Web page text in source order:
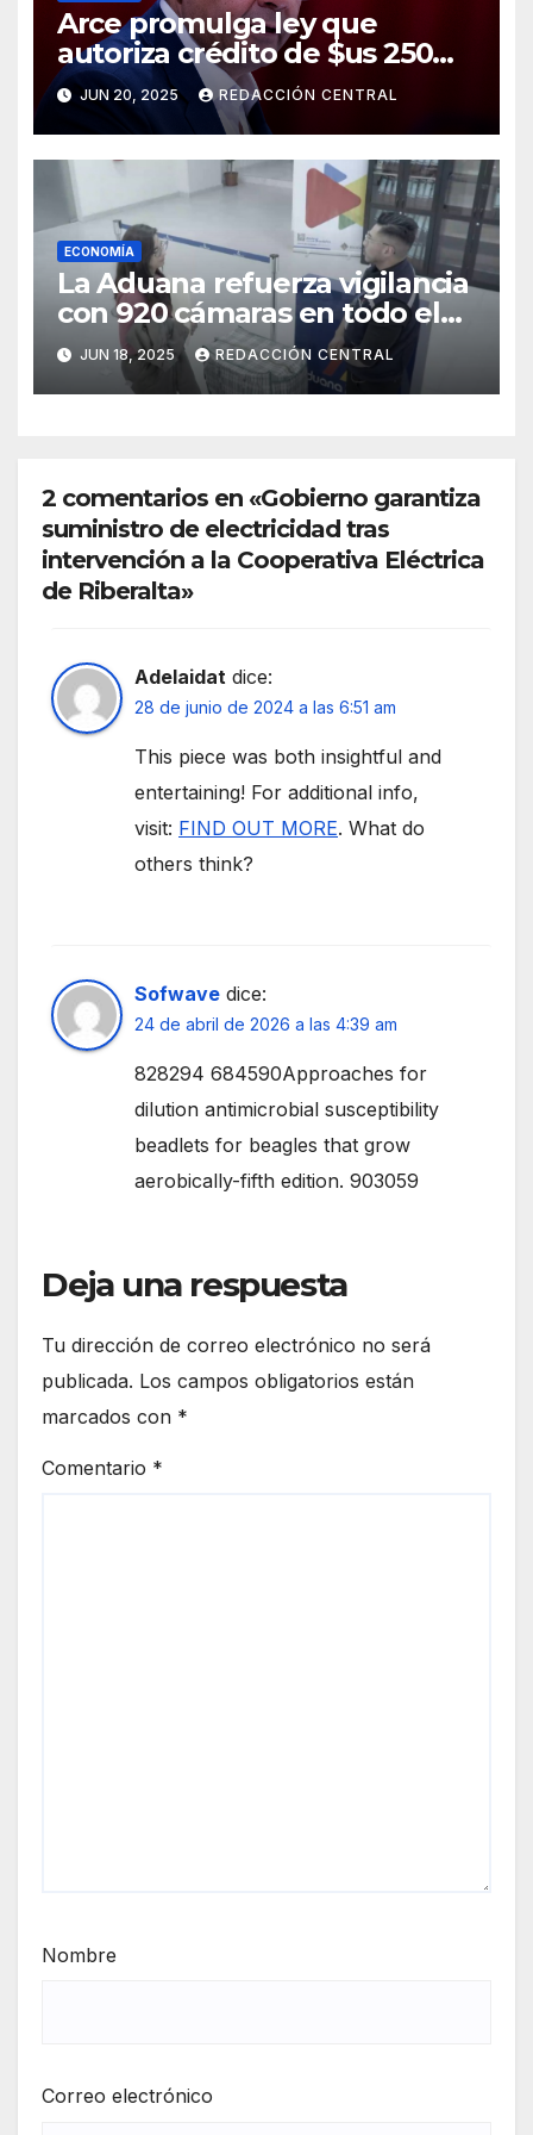
Arce promulga ley que
autoriza crédito de $us 250
millones del BID para
emergencias
JUN 20, 2025 REDACCIÓN CENTRAL
ECONOMÍA
La Aduana refuerza vigilancia
con 920 cámaras en todo el
país
JUN 18, 2025 REDACCIÓN CENTRAL
2 comentarios en «Gobierno garantiza
suministro de electricidad tras
intervención a la Cooperativa Eléctrica
de Riberalta»
Adelaidat dice:
28 de junio de 2024 a las 6:51 am
This piece was both insightful and
entertaining! For additional info,
visit: FIND OUT MORE. What do
others think?
Sofwave dice:
24 de abril de 2026 a las 4:39 am
828294 684590Approaches for
dilution antimicrobial susceptibility
beadlets for beagles that grow
aerobically-fifth edition. 903059
Deja una respuesta
Tu dirección de correo electrónico no será
publicada. Los campos obligatorios están
marcados con *
Comentario *
Nombre
Correo electrónico